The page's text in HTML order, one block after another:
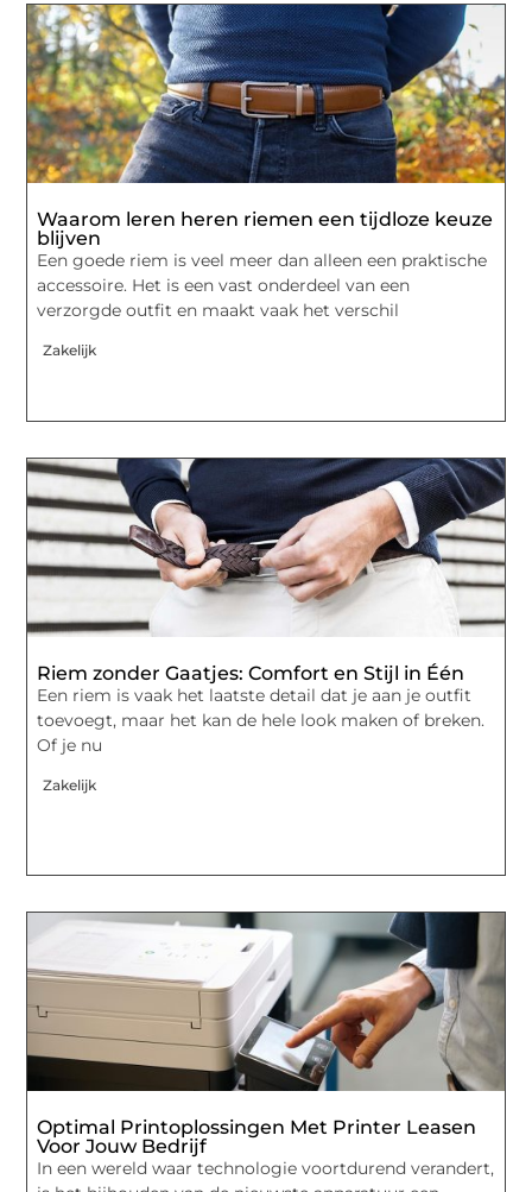
Waarom leren heren riemen een tijdloze keuze
blijven
Een goede riem is veel meer dan alleen een praktische
accessoire. Het is een vast onderdeel van een
verzorgde outfit en maakt vaak het verschil
Zakelijk
Riem zonder Gaatjes: Comfort en Stijl in Één
Een riem is vaak het laatste detail dat je aan je outfit
toevoegt, maar het kan de hele look maken of breken.
Of je nu
Zakelijk
Optimal Printoplossingen Met Printer Leasen
Voor Jouw Bedrijf
In een wereld waar technologie voortdurend verandert,